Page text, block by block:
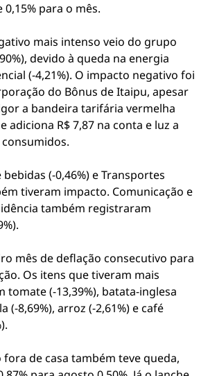
para o mês.
mais intenso veio do grupo
devido à queda na energia
(-4,21%). O impacto negativo foi
do Bônus de Itaipu, apesar
a bandeira tarifária vermelha
adiciona R$ 7,87 na conta e luz a
(-0,46%) e Transportes
tiveram impacto. Comunicação e
também registraram
mês de deflação consecutivo para
Os itens que tiveram mais
tomate (-13,39%), batata-inglesa
(-8,69%), arroz (-2,61%) e café
fora de casa também teve queda,